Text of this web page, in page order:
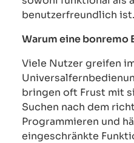
benutzerfreundlich ist.
Warum eine bonremo
Viele Nutzer greifen
bringen oft Frust mit
Suchen nach dem
Programmieren und
eingeschränkte